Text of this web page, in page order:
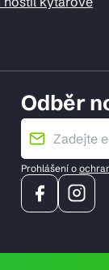
Odběr
Prohlášení o